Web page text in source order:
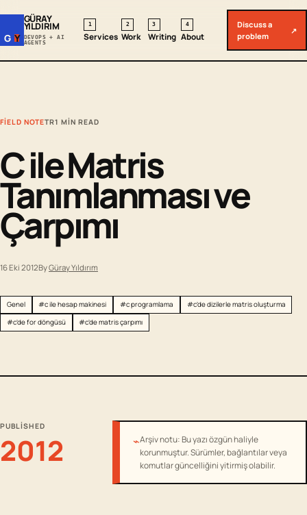
G Y
GÜRAY
YILDIRIM
DEVOPS + AI
AGENTS
1
Services
2
Work
3
Writing
4
About
Discuss a
problem
↗
FIELD NOTETR1 MIN READ
C ile Matris
Tanımlanması ve
Çarpımı
16 Eki 2012ByGüray Yıldırım
Genel #c ile hesap makinesi #c programlama
#c'de dizilerle matris oluşturma
#c'de for döngüsü
#c'de matris çarpımı
PUBLISHED
2012 ⌁Arşiv notu: Bu yazı özgün haliyle
korunmuştur. Sürümler, bağlantılar veya
komutlar güncelliğini yitirmiş olabilir.